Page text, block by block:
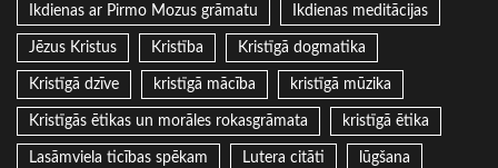
Ikdienas ar Pirmo Mozus grāmatu Ikdienas meditācijas
Jēzus Kristus Kristība Kristīgā dogmatika
Kristīgā dzīve kristīgā mācība kristīgā mūzika
Kristīgās ētikas un morāles rokasgrāmata kristīgā ētika
Lasāmviela ticības spēkam Lutera citāti lūgšana